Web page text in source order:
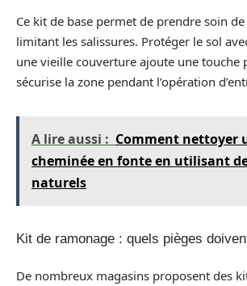
Ce kit de base permet de prendre soin
limitant les salissures. Protéger le sol
une vieille couverture ajoute une touche
sécurise la zone pendant l’opération
A lire aussi : Comment nettoyer
cheminée en fonte en utilisant
naturels
Kit de ramonage : quels pièges
De nombreux magasins proposent des